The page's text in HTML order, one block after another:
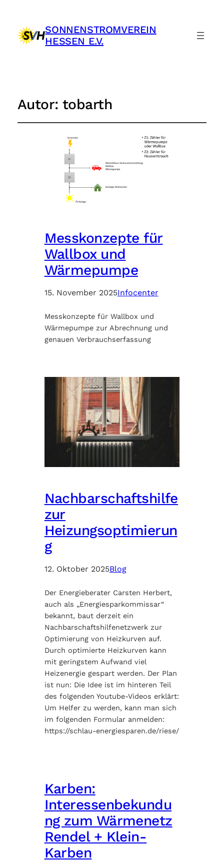
SONNENSTROMVEREIN
HESSEN E.V.
Autor: tobarth
Messkonzepte für
Wallbox und
Wärmepumpe
15. November 2025Infocenter
Messkonzepte für Wallbox und
Wärmepumpe zur Abrechnung und
genauen Verbrauchserfassung
Nachbarschaftshilfe
zur
Heizungsoptimierun
g
12. Oktober 2025Blog
Der Energieberater Carsten Herbert,
auch als „Energiesparkommissar“
bekannt, baut derzeit ein
Nachbarschaftshilfenetzwerk zur
Optimierung von Heizkurven auf.
Durch optimierte Heizkurven kann
mit geringstem Aufwand viel
Heizenergie gespart werden. Der Plan
ist nun: Die Idee ist im hinteren Teil
des folgenden Youtube-Videos erklärt:
Um Helfer zu werden, kann man sich
im folgenden Formular anmelden:
https://schlau-energiesparen.de/riese/
Karben:
Interessenbekundu
ng zum Wärmenetz
Rendel + Klein-
Karben